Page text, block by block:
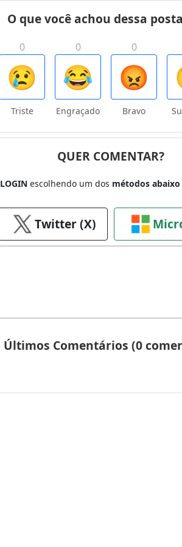
O que você achou dessa
0
😢
Triste
0
😂
Engraçado
0
😡
Bravo
QUER COMENTAR?
LOGIN escolhendo um dos métodos abaixo
Twitter (X)
Últimos Comentários (0